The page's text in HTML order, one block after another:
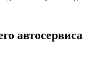
автосервиса